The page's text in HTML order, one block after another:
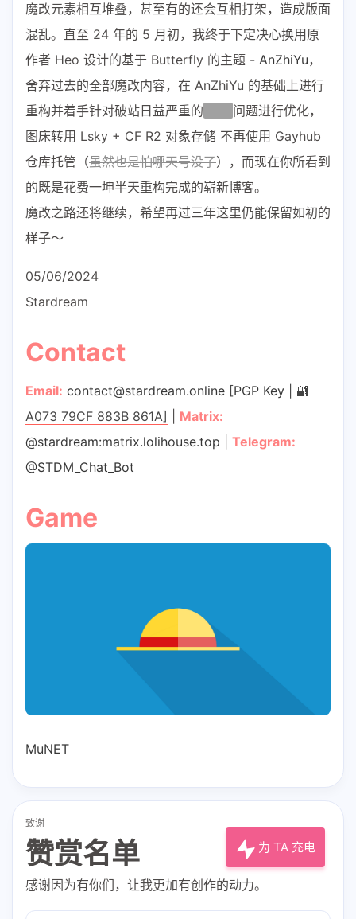
魔改元素相互堆叠，甚至有的还会互相打架，造成版面
混乱。直至 24 年的 5 月初，我终于下定决心换用原
作者 Heo 设计的基于 Butterfly 的主题 - AnZhiYu，
舍弃过去的全部魔改内容，在 AnZhiYu 的基础上进行
重构并着手针对破站日益严重的
问题进行优化，
图床转用 Lsky + CF R2 对象存储 不再使用 Gayhub
仓库托管（虽然也是怕哪天号没了），而现在你所看到
的既是花费一坤半天重构完成的崭新博客。
魔改之路还将继续，希望再过三年这里仍能保留如初的
样子～
05/06/2024
Stardream
Contact
Email: contact@stardream.online [PGP Key | 🔐
A073 79CF 883B 861A]
Matrix:
@stardream:matrix.lolihouse.top
Telegram:
@STDM_Chat_Bot
Game
MuNET
致谢
赞赏名单
感谢因为有你们，让我更加有创作的动力。
为 TA 充电